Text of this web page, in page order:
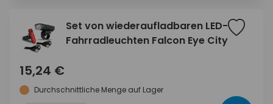
Set von wiederaufladbaren LED-
Fahrradleuchten Falcon Eye City
15,24 €
Durchschnittliche Menge auf Lager